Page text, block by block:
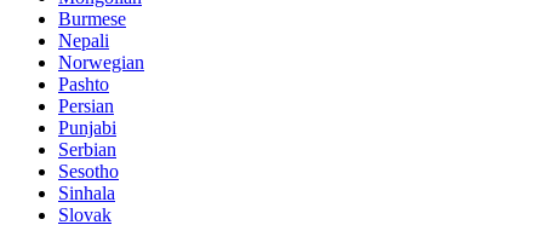
Burmese
Nepali
Norwegian
Pashto
Persian
Punjabi
Serbian
Sesotho
Sinhala
Slovak